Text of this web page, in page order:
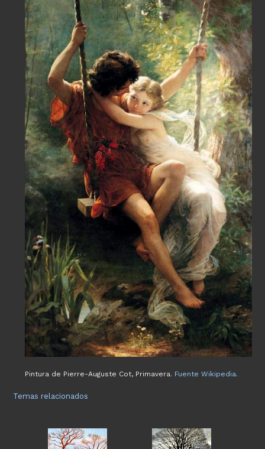
Pintura de Pierre-Auguste Cot, Primavera. Fuente Wikipedia.
Temas relacionados